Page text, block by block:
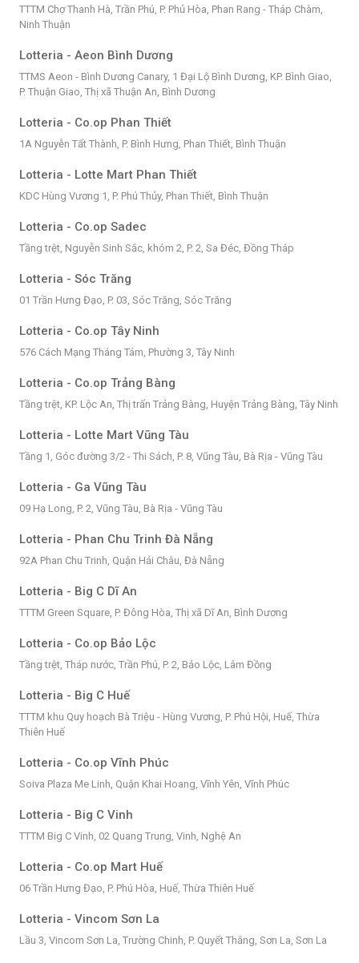
TTTM Chợ Thanh Hà, Trần Phú, P. Phủ Hòa, Phan Rang - Tháp Chàm,
Ninh Thuận
Lotteria - Aeon Bình Dương
TTMS Aeon - Bình Dương Canary, 1 Đại Lộ Bình Dương, KP. Bình Giao,
P. Thuận Giao, Thị xã Thuận An, Bình Dương
Lotteria - Co.op Phan Thiết
1A Nguyễn Tất Thành, P. Bình Hưng, Phan Thiết, Bình Thuận
Lotteria - Lotte Mart Phan Thiết
KDC Hùng Vương 1, P. Phú Thủy, Phan Thiết, Bình Thuận
Lotteria - Co.op Sadec
Tầng trệt, Nguyễn Sinh Sắc, khóm 2, P. 2, Sa Đéc, Đồng Tháp
Lotteria - Sóc Trăng
01 Trần Hưng Đạo, P. 03, Sóc Trăng, Sóc Trăng
Lotteria - Co.op Tây Ninh
576 Cách Mạng Tháng Tám, Phường 3, Tây Ninh
Lotteria - Co.op Trảng Bàng
Tầng trệt, KP. Lộc An, Thị trấn Trảng Bàng, Huyện Trảng Bàng, Tây Ninh
Lotteria - Lotte Mart Vũng Tàu
Tầng 1, Góc đường 3/2 - Thi Sách, P. 8, Vũng Tàu, Bà Rịa - Vũng Tàu
Lotteria - Ga Vũng Tàu
09 Hạ Long, P. 2, Vũng Tàu, Bà Rịa - Vũng Tàu
Lotteria - Phan Chu Trinh Đà Nẵng
92A Phan Chu Trinh, Quận Hải Châu, Đà Nẵng
Lotteria - Big C Dĩ An
TTTM Green Square, P. Đông Hòa, Thị xã Dĩ An, Bình Dương
Lotteria - Co.op Bảo Lộc
Tầng trệt, Tháp nước, Trần Phú, P. 2, Bảo Lộc, Lâm Đồng
Lotteria - Big C Huế
TTTM khu Quy hoạch Bà Triệu - Hùng Vương, P. Phú Hội, Huế, Thừa
Thiên Huế
Lotteria - Co.op Vĩnh Phúc
Soiva Plaza Me Linh, Quận Khai Hoang, Vĩnh Yên, Vĩnh Phúc
Lotteria - Big C Vinh
TTTM Big C Vinh, 02 Quang Trung, Vinh, Nghệ An
Lotteria - Co.op Mart Huế
06 Trần Hưng Đạo, P. Phú Hòa, Huế, Thừa Thiên Huế
Lotteria - Vincom Sơn La
Lầu 3, Vincom Sơn La, Trường Chinh, P. Quyết Thắng, Sơn La, Sơn La